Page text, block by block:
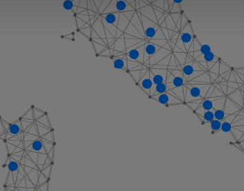
contenuti ed annunci, per fornire
informazioni sul modo in cui utilizza il
e social media, i quali potrebbero combinarle